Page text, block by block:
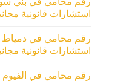
استشارات قانونية
رقم محامي في
استشارات قانونية
رقم محامي في